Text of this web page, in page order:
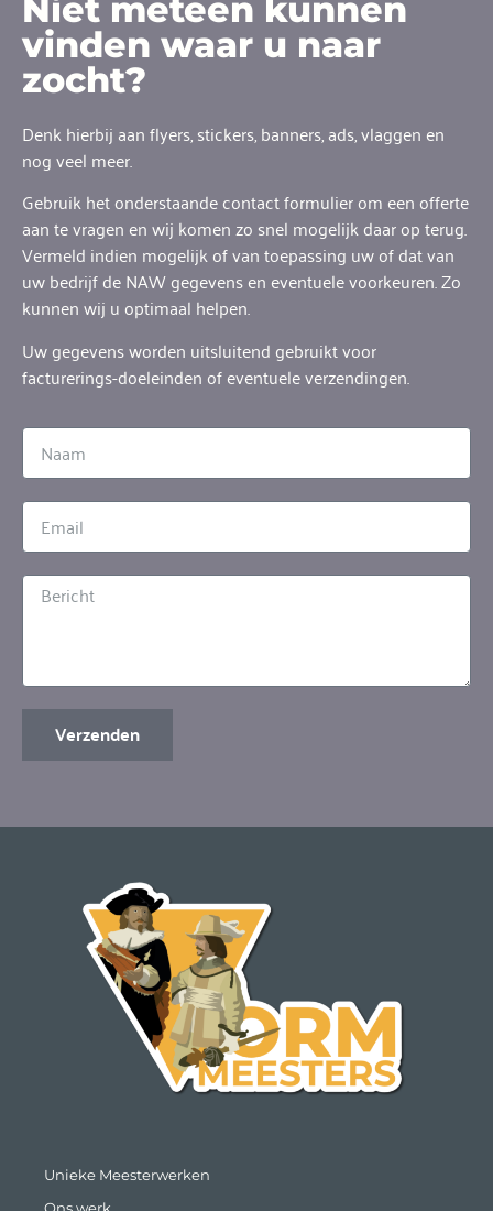
Niet meteen kunnen
vinden waar u naar
zocht?
Denk hierbij aan flyers, stickers, banners, ads, vlaggen en
nog veel meer.
Gebruik het onderstaande contact formulier om een offerte
aan te vragen en wij komen zo snel mogelijk daar op terug.
Vermeld indien mogelijk of van toepassing uw of dat van
uw bedrijf de NAW gegevens en eventuele voorkeuren. Zo
kunnen wij u optimaal helpen.
Uw gegevens worden uitsluitend gebruikt voor
facturerings-doeleinden of eventuele verzendingen.
Verzenden
Unieke Meesterwerken